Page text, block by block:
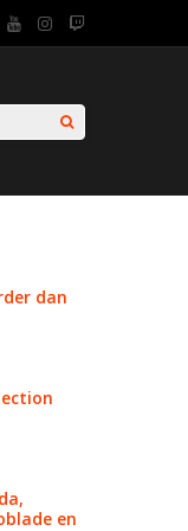
dan
en